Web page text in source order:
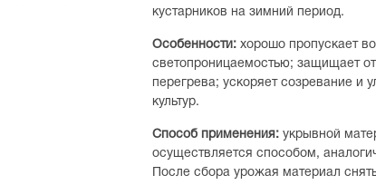
кустарников на зимний период.
Особенности: хорошо пропускает
светопроницаемостью; защищает
перегрева; ускоряет созревание и
культур.
Способ применения: укрывной
осуществляется способом,
После сбора урожая материал